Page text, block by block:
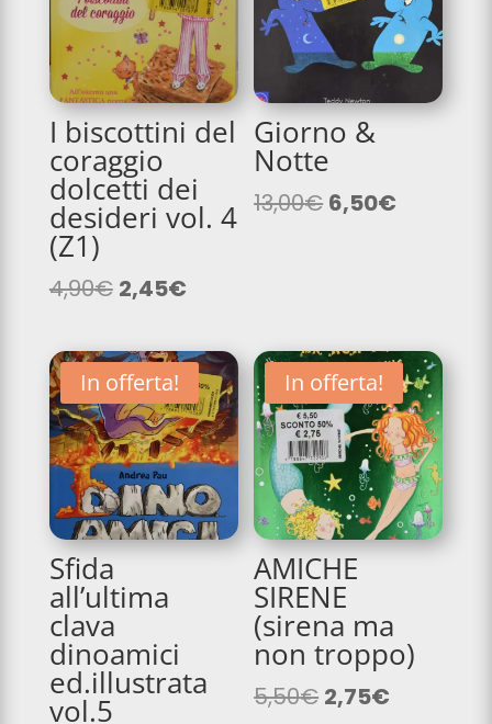
I biscottini del
coraggio
dolcetti dei
desideri vol. 4
(Z1)
4,90€ Il
originale
era:
4,90€.
2,45€Il
attuale
è:
2,45€.
Giorno &
Notte
13,00€ Il
6,50€
In offerta!
Sfida
all’ultima
clava
dinoamici
ed.illustrata
vol.5
In offerta!
AMICHE
SIRENE
(sirena ma
non troppo)
5,50€ Il
2,75€